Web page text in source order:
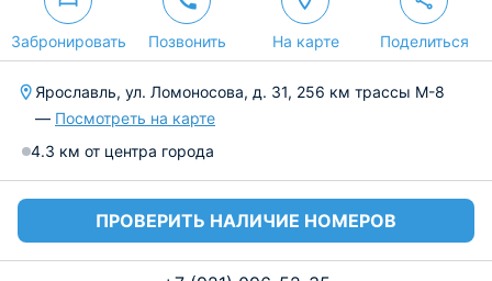
Забронировать Позвонить На карте Поделиться
Ярославль, ул. Ломоносова, д. 31, 256 км трассы М-8
— Посмотреть на карте
4.3 км от центра города
ПРОВЕРИТЬ НАЛИЧИЕ НОМЕРОВ